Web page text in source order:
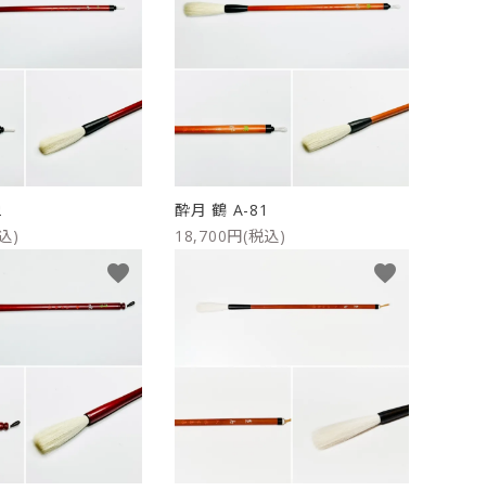
)
酔月 鶴 A-81
18,700円(税込)
favorite favorite